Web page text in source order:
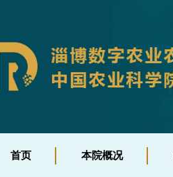
数院要闻
工作动态
首页 本院概况